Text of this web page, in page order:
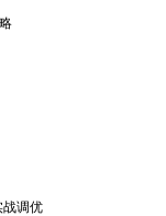
战调优